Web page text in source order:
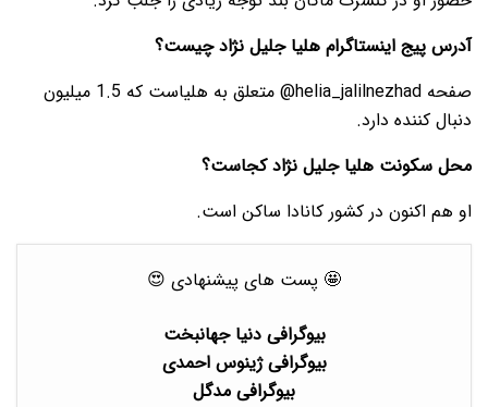
آدرس پیج اینستاگرام هلیا جلیل نژاد چیست؟
صفحه helia_jalilnezhad@ متعلق به هلیاست که 1.5 میلیون
دنبال کننده دارد.
محل سکونت هلیا جلیل نژاد کجاست؟
او هم اکنون در کشور کانادا ساکن است.
🤩 پست های پیشنهادی 😍
بیوگرافی دنیا جهانبخت
بیوگرافی ژینوس احمدی
بیوگرافی مدگل